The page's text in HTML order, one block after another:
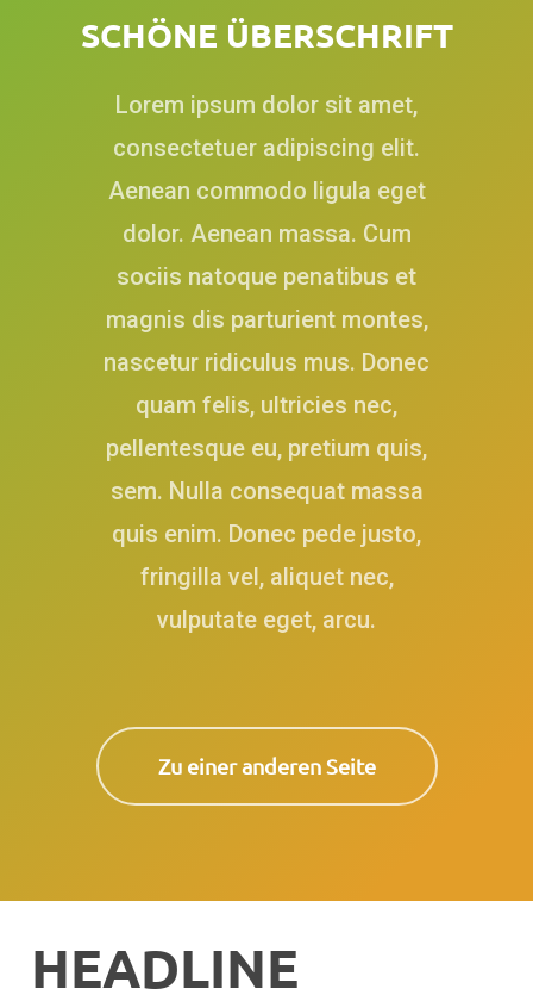
SCHÖNE ÜBERSCHRIFT
Lorem ipsum dolor sit amet,
consectetuer adipiscing elit.
Aenean commodo ligula eget
dolor. Aenean massa. Cum
sociis natoque penatibus et
magnis dis parturient montes,
nascetur ridiculus mus. Donec
quam felis, ultricies nec,
pellentesque eu, pretium quis,
sem. Nulla consequat massa
quis enim. Donec pede justo,
fringilla vel, aliquet nec,
vulputate eget, arcu.
Zu einer anderen Seite
HEADLINE